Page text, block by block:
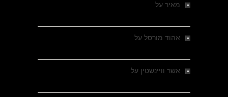
מאיר על
אהוד מורסל על
אשר וויינשטין על